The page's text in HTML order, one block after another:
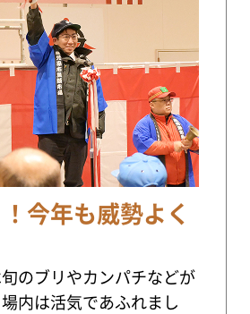
今年も威勢よく
のブリやカンパチなどが
内は活気であふれまし